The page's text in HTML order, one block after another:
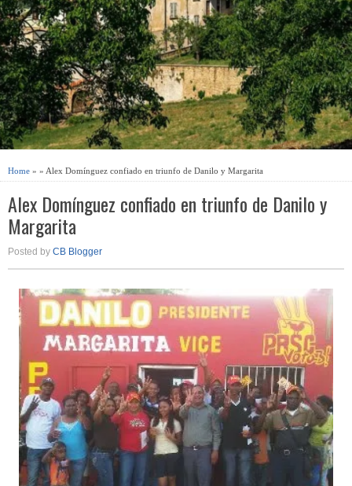
Home » » Alex Domínguez confiado en triunfo de Danilo y Margarita
Alex Domínguez confiado en triunfo de Danilo y
Margarita
Posted by CB Blogger